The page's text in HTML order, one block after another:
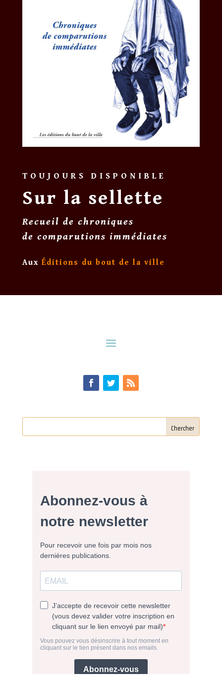
TOUJOURS DISPONIBLE
Sur la sellette
Recueil de chroniques
de comparutions immédiates
Aux Éditions du bout de la ville